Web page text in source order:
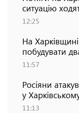
ситуацію
12:25
На
побудувати
11:57
Росіяни
у
11:13